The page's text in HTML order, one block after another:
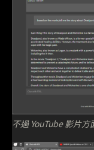
不過 YouTube 影片